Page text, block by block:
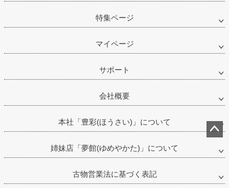
ジト
特集ページ
マイページ
サポート
会社概要
本社「豊彩(ほうさい)」について
姉妹店「夢館(ゆめやかた)」について
古物営業法に基づく表記